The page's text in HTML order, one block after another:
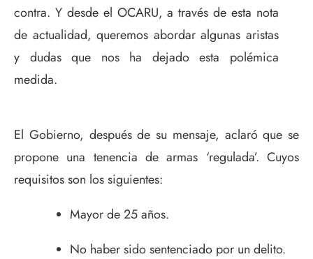
contra. Y desde el OCARU, a través de esta nota
de actualidad, queremos abordar algunas aristas
y dudas que nos ha dejado esta polémica
medida.
El Gobierno, después de su mensaje, aclaró que se
propone una tenencia de armas ‘regulada’. Cuyos
requisitos son los siguientes:
Mayor de 25 años.
No haber sido sentenciado por un delito.